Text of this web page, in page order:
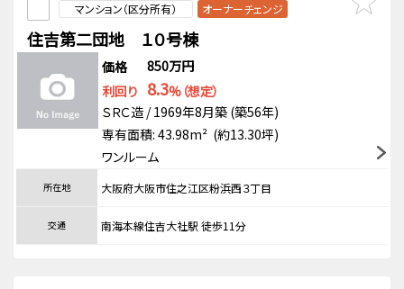
マンション（区分所有） オーナーチェンジ
住吉第二団地 １０号棟
価格
850万円
利回り 8.3%（想定）
ＳＲＣ造 / 1969年8月築 (築56年)
専有面積: 43.98m² (約13.30坪)
ワンルーム
所在地 大阪府大阪市住之江区粉浜西３丁目
交通 南海本線住吉大社駅 徒歩11分